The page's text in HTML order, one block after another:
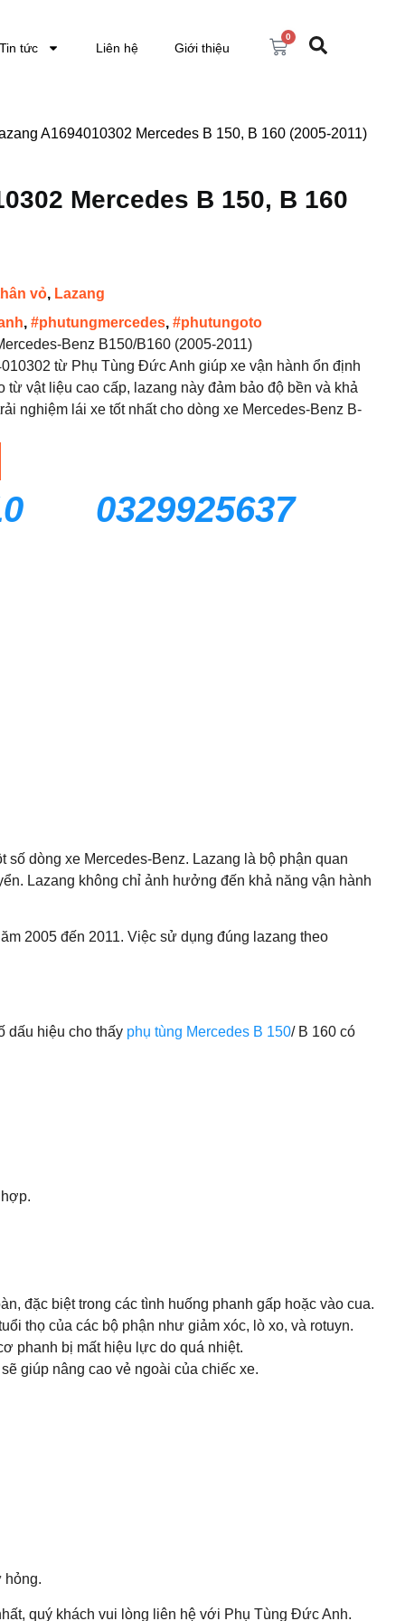
Tin tức Liên hệ Giới thiệu
0
A1694010302 Mercedes B 150, B 160 (2005-2011)
Mercedes B 150, B 160
vỏ, Lazang
, #phutungmercedes, #phutungoto
Benz B150/B160 (2005-2011)
từ Phụ Tùng Đức Anh giúp xe vận hành ổn định
vật liệu cao cấp, lazang này đảm bảo độ bền và khả
nghiệm lái xe tốt nhất cho dòng xe Mercedes-Benz B-
0329925637
dòng xe Mercedes-Benz. Lazang là bộ phận quan
Lazang không chỉ ảnh hưởng đến khả năng vận hành
2005 đến 2011. Việc sử dụng đúng lazang theo
dấu hiệu cho thấy phụ tùng Mercedes B 150/ B 160 có
đặc biệt trong các tình huống phanh gấp hoặc vào cua.
thọ của các bộ phận như giảm xóc, lò xo, và rotuyn.
phanh bị mất hiệu lực do quá nhiệt.
giúp nâng cao vẻ ngoài của chiếc xe.
hỏng.
quý khách vui lòng liên hệ với Phụ Tùng Đức Anh.